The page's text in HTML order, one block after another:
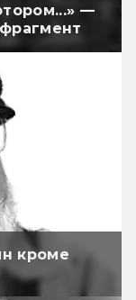
—
кроме